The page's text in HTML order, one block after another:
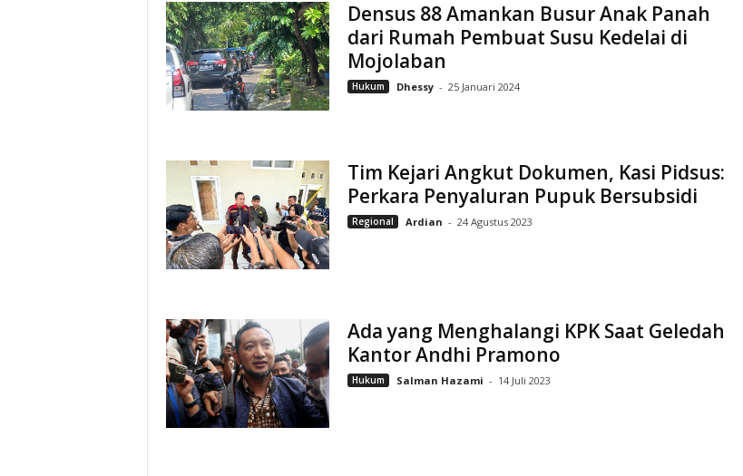
Densus 88 Amankan Busur Anak Panah
dari Rumah Pembuat Susu Kedelai di
Mojolaban
Hukum Dhessy - 25 Januari 2024
Tim Kejari Angkut Dokumen, Kasi Pidsus:
Perkara Penyaluran Pupuk Bersubsidi
Regional Ardian - 24 Agustus 2023
Ada yang Menghalangi KPK Saat Geledah
Kantor Andhi Pramono
Hukum Salman Hazami - 14 Juli 2023